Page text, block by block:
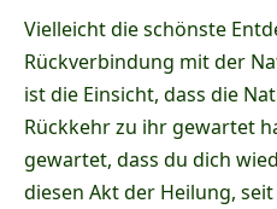
Vielleicht die schönste
Rückverbindung mit der
ist die Einsicht, dass die
Rückkehr zu ihr gewartet
gewartet, dass du dich
diesen Akt der Heilung,